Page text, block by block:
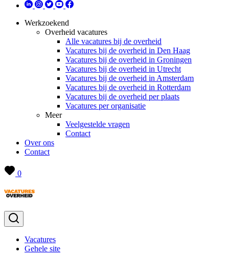
Werkzoekend
Overheid vacatures
Alle vacatures bij de overheid
Vacatures bij de overheid in Den Haag
Vacatures bij de overheid in Groningen
Vacatures bij de overheid in Utrecht
Vacatures bij de overheid in Amsterdam
Vacatures bij de overheid in Rotterdam
Vacatures bij de overheid per plaats
Vacatures per organisatie
Meer
Veelgestelde vragen
Contact
Over ons
Contact
0
Vacatures
Gehele site